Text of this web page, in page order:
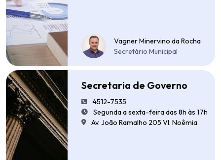
Vagner Minervino da Rocha
Secretário Municipal
Secretaria de Governo
4512-7535
Segunda a sexta-feira das 8h às 17h
Av. João Ramalho 205 Vl. Noêmia